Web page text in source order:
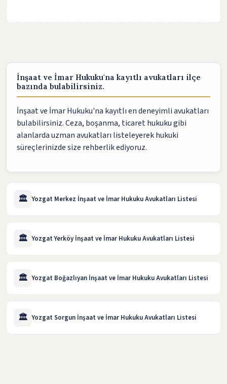
İnşaat ve İmar Hukuku'na kayıtlı avukatları ilçe
bazında bulabilirsiniz.
İnşaat ve İmar Hukuku'na kayıtlı en deneyimli avukatları
bulabilirsiniz. Ceza, boşanma, ticaret hukuku gibi
alanlarda uzman avukatları listeleyerek hukuki
süreçlerinizde size rehberlik ediyoruz.
🏛️ Yozgat Merkez İnşaat ve İmar Hukuku Avukatları Listesi
🏛️ Yozgat Yerköy İnşaat ve İmar Hukuku Avukatları Listesi
🏛️ Yozgat Boğazlıyan İnşaat ve İmar Hukuku Avukatları Listesi
🏛️ Yozgat Sorgun İnşaat ve İmar Hukuku Avukatları Listesi